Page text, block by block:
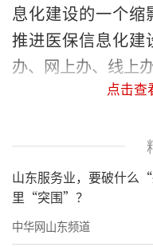
息化建设的一个缩
推进医保信息化建
办、网上办、线上
聊城市以医
以上，稳居全省
证就医全流程应用
1家定点医疗机构
保移动支付，不断
点击查
山东服务业，要破什么
里“突围”？
中华网山东频道